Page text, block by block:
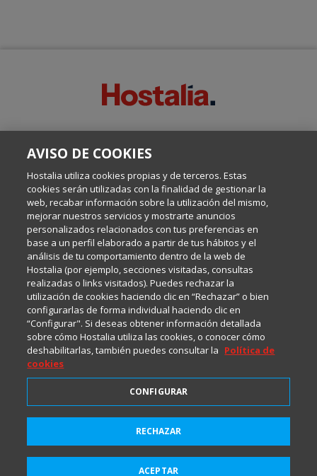
Escrito por el equipo de Comunicación de Hostalia, dirigido por
Internet y Tecnología.
Política de privacidad
Política de cookies
Aviso legal
2001-2026 © Copyright
Todos los Derechos Reservados
AVISO DE COOKIES
Hostalia utiliza cookies propias y de terceros. Estas
cookies serán utilizadas con la finalidad de gestionar la
web, recabar información sobre la utilización del mismo,
mejorar nuestros servicios y mostrarte anuncios
personalizados relacionados con tus preferencias en
base a un perfil elaborado a partir de tus hábitos y el
análisis de tu comportamiento dentro de la web de
Hostalia (por ejemplo, secciones visitadas, consultas
realizadas o links visitados). Puedes rechazar la
utilización de cookies haciendo clic en “Rechazar” o bien
configurarlas de forma individual haciendo clic en
“Configurar". Si deseas obtener información detallada
sobre cómo Hostalia utiliza las cookies, o conocer cómo
deshabilitarlas, también puedes consultar la Política de
cookies
CONFIGURAR
RECHAZAR
ACEPTAR